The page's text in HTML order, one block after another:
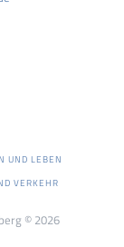
UND LEBEN
VERKEHR
© 2026